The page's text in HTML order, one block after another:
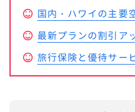
国内・ハワイの主要
最新プランの割引ア
旅行保険と優待サー